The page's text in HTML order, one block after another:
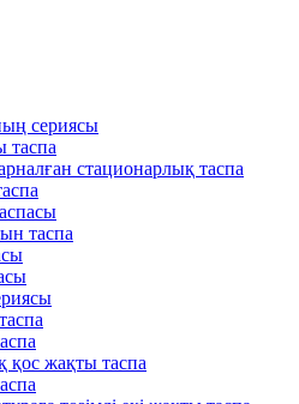
сериясы
таспа
стационарлық таспа
таспа
жақты таспа